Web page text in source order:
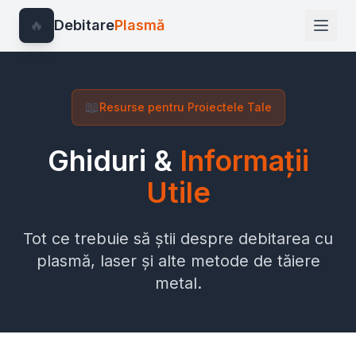
🔥 DebitarePlasmă
📖Resurse pentru Proiectele Tale
Ghiduri & Informații
Utile
Tot ce trebuie să știi despre debitarea cu
plasmă, laser și alte metode de tăiere
metal.